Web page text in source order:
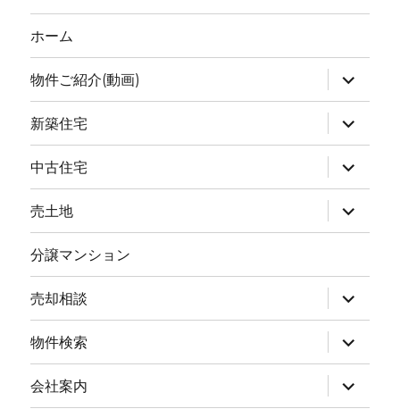
ホーム
物件ご紹介(動画)
新築住宅
中古住宅
売土地
分譲マンション
売却相談
物件検索
会社案内